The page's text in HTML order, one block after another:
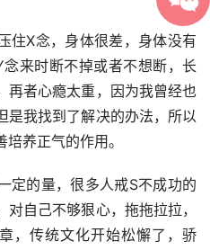
住X念，身体很差，身体没有
来时断不掉或者不想断，长
再者心瘾太重，因为我曾经也
是我找到了解决的办法，所以
养正气的作用。
定的量，很多人戒S不成功的
自己不够狠心，拖拖拉拉，
，传统文化开始松懈了，骄